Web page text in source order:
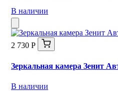
В наличии
2 730 Р
Зеркальная камера Зенит
В наличии